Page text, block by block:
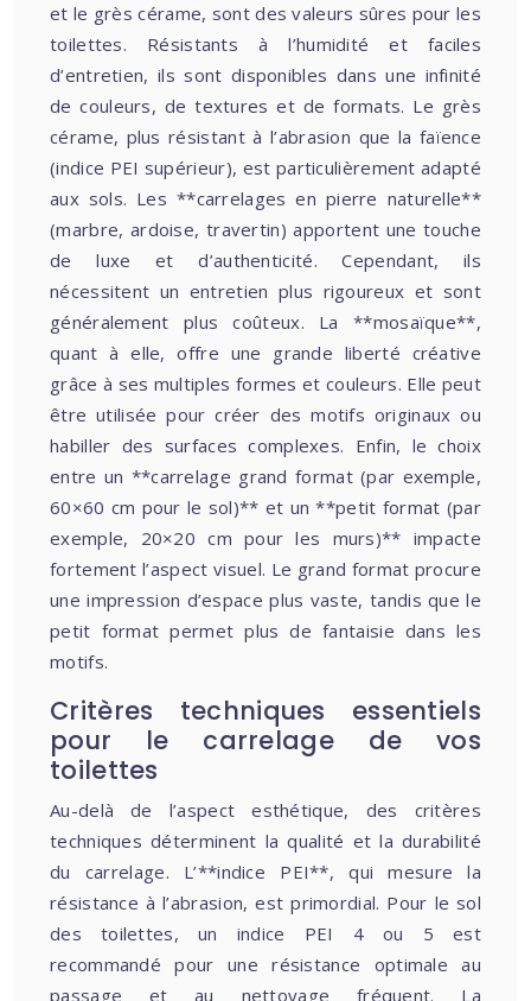
et le grès cérame, sont des valeurs sûres pour les
toilettes. Résistants à l’humidité et faciles
d’entretien, ils sont disponibles dans une infinité
de couleurs, de textures et de formats. Le grès
cérame, plus résistant à l’abrasion que la faïence
(indice PEI supérieur), est particulièrement adapté
aux sols. Les **carrelages en pierre naturelle**
(marbre, ardoise, travertin) apportent une touche
de luxe et d’authenticité. Cependant, ils
nécessitent un entretien plus rigoureux et sont
généralement plus coûteux. La **mosaïque**,
quant à elle, offre une grande liberté créative
grâce à ses multiples formes et couleurs. Elle peut
être utilisée pour créer des motifs originaux ou
habiller des surfaces complexes. Enfin, le choix
entre un **carrelage grand format (par exemple,
60×60 cm pour le sol)** et un **petit format (par
exemple, 20×20 cm pour les murs)** impacte
fortement l’aspect visuel. Le grand format procure
une impression d’espace plus vaste, tandis que le
petit format permet plus de fantaisie dans les
motifs.
Critères techniques essentiels
pour le carrelage de vos
toilettes
Au-delà de l’aspect esthétique, des critères
techniques déterminent la qualité et la durabilité
du carrelage. L’**indice PEI**, qui mesure la
résistance à l’abrasion, est primordial. Pour le sol
des toilettes, un indice PEI 4 ou 5 est
recommandé pour une résistance optimale au
passage et au nettoyage fréquent. La